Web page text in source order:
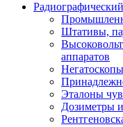
Штативы,
аппаратов
Негатоскопы
Эталоны
Дозиметры